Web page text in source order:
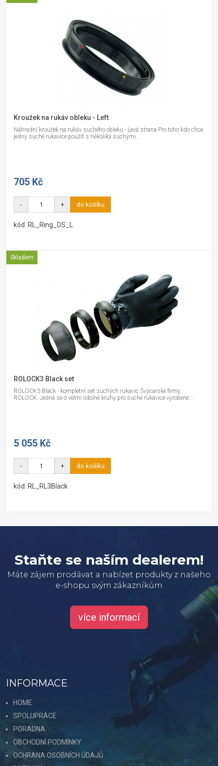
Kroužek na rukáv obleku - Left
Náhradní kroužek na rukáv suchého obleku - Levá strana Pro toho kdo chce
jedny suché rukavice použít s několika suchými...
705 Kč
- + do košíku
kód: RL_Ring_DS_L
Skladem
ROLOCK3 Black set
ROLOCK3 Black - kompletní set suchých rukavic Švýcarské firmy
ROLOCK. Jedná se o velmi odolné kruhy pro suché rukavice vyrobené...
5 055 Kč
- + do košíku
kód: RL_RL3Black
Staňte se naším dealerem!
Máte zájem prodávat a nabízet produkty z našeho
e-shopu svým zákazníkům
více informací
INFORMACE
HOME
SPOLUPRÁCE
PORADNA
OBCHODNÍ PODMÍNKY
OCHRANA OSOBNÍCH ÚDAJŮ